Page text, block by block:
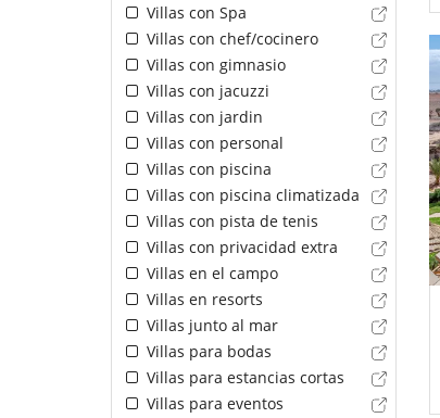
Villas con Spa
Villas con chef/cocinero
Villas con gimnasio
Villas con jacuzzi
Villas con jardin
Villas con personal
Villas con piscina
Villas con piscina climatizada
Villas con pista de tenis
Villas con privacidad extra
Villas en el campo
Villas en resorts
Villas junto al mar
Villas para bodas
Villas para estancias cortas
Villas para eventos